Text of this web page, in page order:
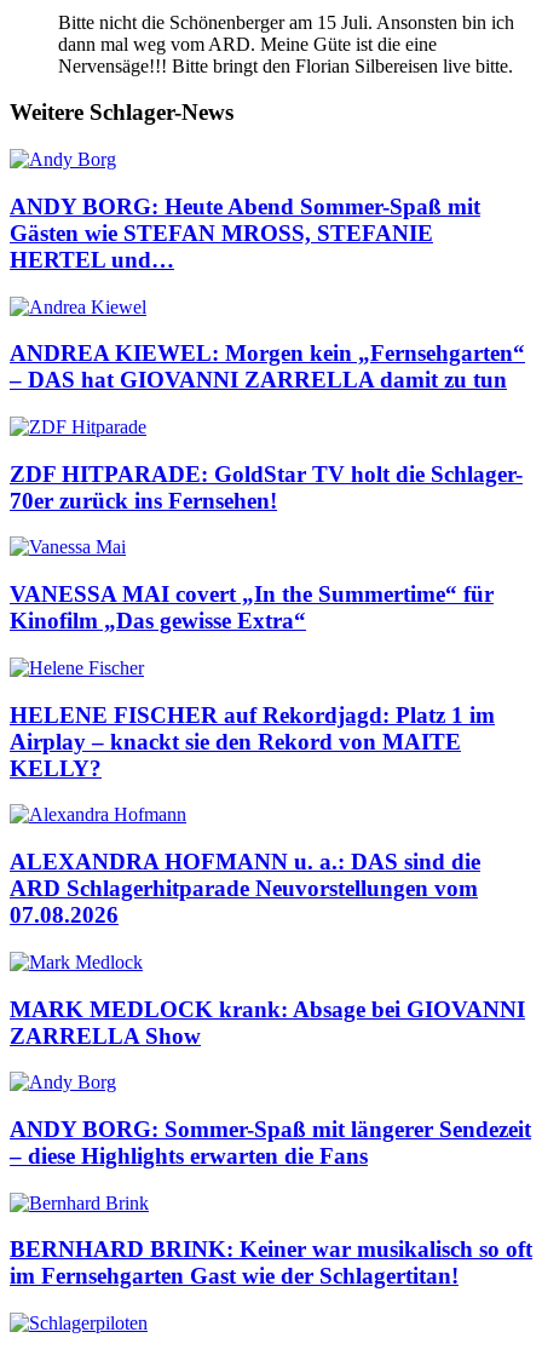
Bitte nicht die Schönenberger am 15 Juli. Ansonsten bin ich
dann mal weg vom ARD. Meine Güte ist die eine
Nervensäge!!! Bitte bringt den Florian Silbereisen live bitte.
Weitere Schlager-News
ANDY BORG: Heute Abend Sommer-Spaß mit
Gästen wie STEFAN MROSS, STEFANIE
HERTEL und…
ANDREA KIEWEL: Morgen kein „Fernsehgarten“
– DAS hat GIOVANNI ZARRELLA damit zu tun
ZDF HITPARADE: GoldStar TV holt die Schlager-
70er zurück ins Fernsehen!
VANESSA MAI covert „In the Summertime“ für
Kinofilm „Das gewisse Extra“
HELENE FISCHER auf Rekordjagd: Platz 1 im
Airplay – knackt sie den Rekord von MAITE
KELLY?
ALEXANDRA HOFMANN u. a.: DAS sind die
ARD Schlagerhitparade Neuvorstellungen vom
07.08.2026
MARK MEDLOCK krank: Absage bei GIOVANNI
ZARRELLA Show
ANDY BORG: Sommer-Spaß mit längerer Sendezeit
– diese Highlights erwarten die Fans
BERNHARD BRINK: Keiner war musikalisch so oft
im Fernsehgarten Gast wie der Schlagertitan!